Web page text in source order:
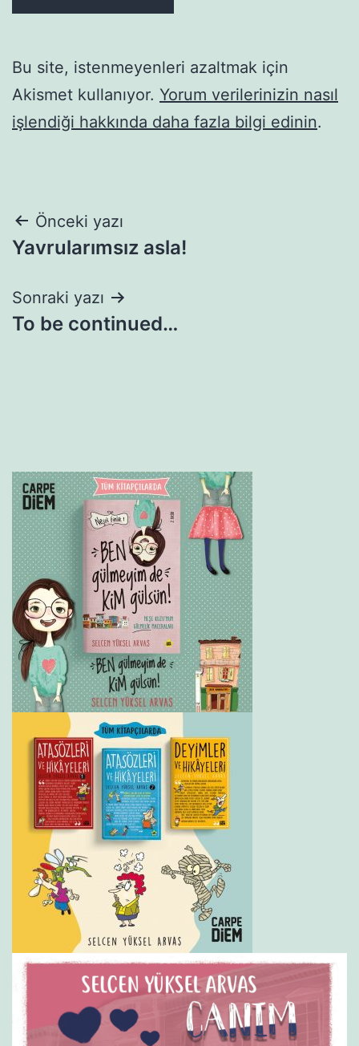
Bu site, istenmeyenleri azaltmak için
Akismet kullanıyor. Yorum verilerinizin nasıl
işlendiği hakkında daha fazla bilgi edinin.
Yazı
gezinmesi
Önceki yazı
Yavrularımsız asla!
Sonraki yazı
To be continued…